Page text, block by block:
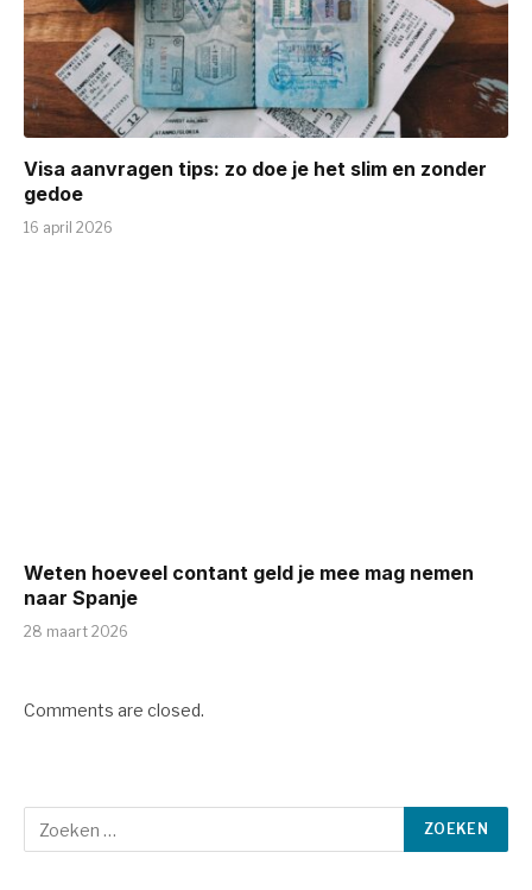
Visa aanvragen tips: zo doe je het slim en zonder
gedoe
16 april 2026
Weten hoeveel contant geld je mee mag nemen
naar Spanje
28 maart 2026
Comments are closed.